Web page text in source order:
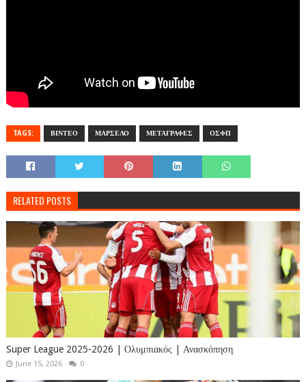
TAGS: ΒΙΝΤΕΟ ΜΑΡΣΕΛΟ ΜΕΤΑΓΡΑΦΕΣ ΟΣΦΠ
RELATED POSTS
Super League 2025-2026 | Ολυμπιακός | Ανασκόπηση
June 15, 2026 0